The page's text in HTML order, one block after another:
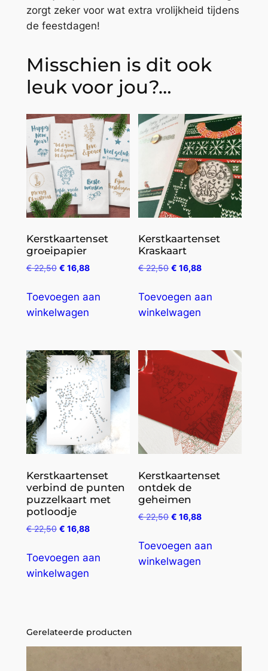
zorgt zeker voor wat extra vrolijkheid tijdens
de feestdagen!
Misschien is dit ook
leuk voor jou?…
Kerstkaartenset
groeipapier
€22,50 € 16,88
Toevoegen aan
winkelwagen
Kerstkaartenset
Kraskaart
€22,50 € 16,88
Toevoegen aan
winkelwagen
Kerstkaartenset
verbind de punten
puzzelkaart met
potloodje
€22,50 € 16,88
Toevoegen aan
winkelwagen
Kerstkaartenset
ontdek de
geheimen
€22,50 € 16,88
Toevoegen aan
winkelwagen
Gerelateerde producten